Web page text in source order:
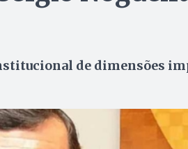
de dimensões